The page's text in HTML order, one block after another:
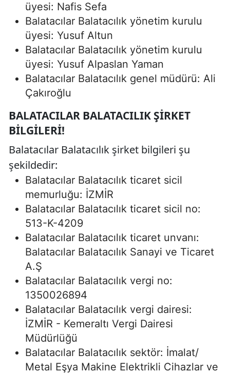
üyesi: Nafis Sefa
Balatacılar Balatacılık yönetim kurulu
üyesi: Yusuf Altun
Balatacılar Balatacılık yönetim kurulu
üyesi: Yusuf Alpaslan Yaman
Balatacılar Balatacılık genel müdürü: Ali
Çakıroğlu
BALATACILAR BALATACILIK ŞIRKET
BILGILERI!
Balatacılar Balatacılık şirket bilgileri şu
şekildedir:
Balatacılar Balatacılık ticaret sicil
memurluğu: İZMİR
Balatacılar Balatacılık ticaret sicil no:
513-K-4209
Balatacılar Balatacılık ticaret unvanı:
Balatacılar Balatacılık Sanayi ve Ticaret
A.Ş
Balatacılar Balatacılık vergi no:
1350026894
Balatacılar Balatacılık vergi dairesi:
İZMİR - Kemeraltı Vergi Dairesi
Müdürlüğü
Balatacılar Balatacılık sektör: İmalat/
Metal Eşya Makine Elektrikli Cihazlar ve